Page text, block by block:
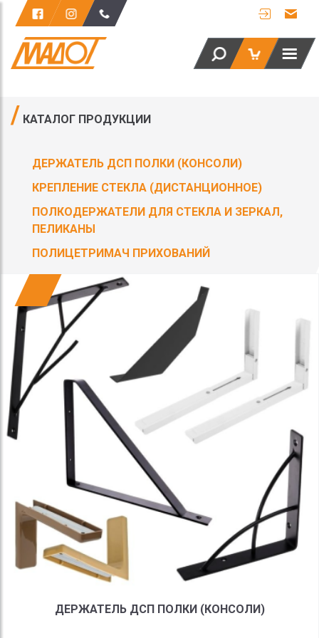
КАТАЛОГ ПРОДУКЦИИ
ДЕРЖАТЕЛЬ ДСП ПОЛКИ (КОНСОЛИ)
КРЕПЛЕНИЕ СТЕКЛА (ДИСТАНЦИОННОЕ)
ПОЛКОДЕРЖАТЕЛИ ДЛЯ СТЕКЛА И ЗЕРКАЛ,
ПЕЛИКАНЫ
ПОЛИЦЕТРИМАЧ ПРИХОВАНИЙ
ДЕРЖАТЕЛЬ ДСП ПОЛКИ (КОНСОЛИ)